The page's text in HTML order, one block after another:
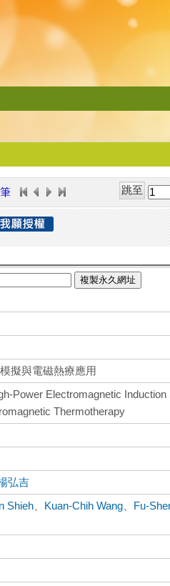
複製永久網址
擬與電磁熱療應用
Power Electromagnetic Induction
Thermotherapy
弘吉
Shieh Kuan-Chih Wang Fu-